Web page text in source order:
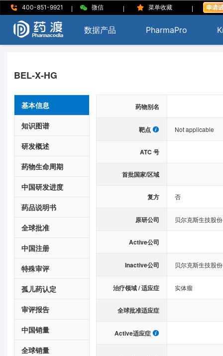
400-851-9921 | 微信 | 菜单收藏 |
数据产品 PharmaPro
BEL-X-HG
基本信息
知识图谱
研发概述
药物生命周期
中国研发进度
药品说明书
全球批准
中国注册
特殊审评
孤儿药认定
审评报告
中国销量
全球销量
药物别名
靶点 Not applicable
ATC 号
首批国家/区域
复方 否
原研公司 贝尔克斯生技股
Active公司
Inactive公司 贝尔克斯生技股
治疗领域 / 适应症 实体瘤
全球批准适应症
Active适应症